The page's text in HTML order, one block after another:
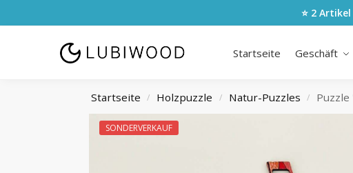
⭐ 2
Startseite Geschäft
Startseite / Holzpuzzle / Natur-Puzzles /
SONDERVERKAUF